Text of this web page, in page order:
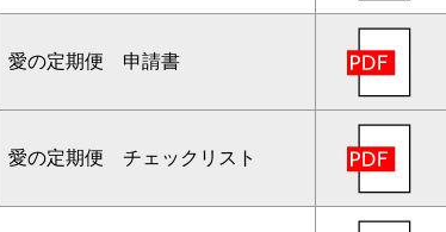
愛の定期便 申請書
愛の定期便 チェックリスト